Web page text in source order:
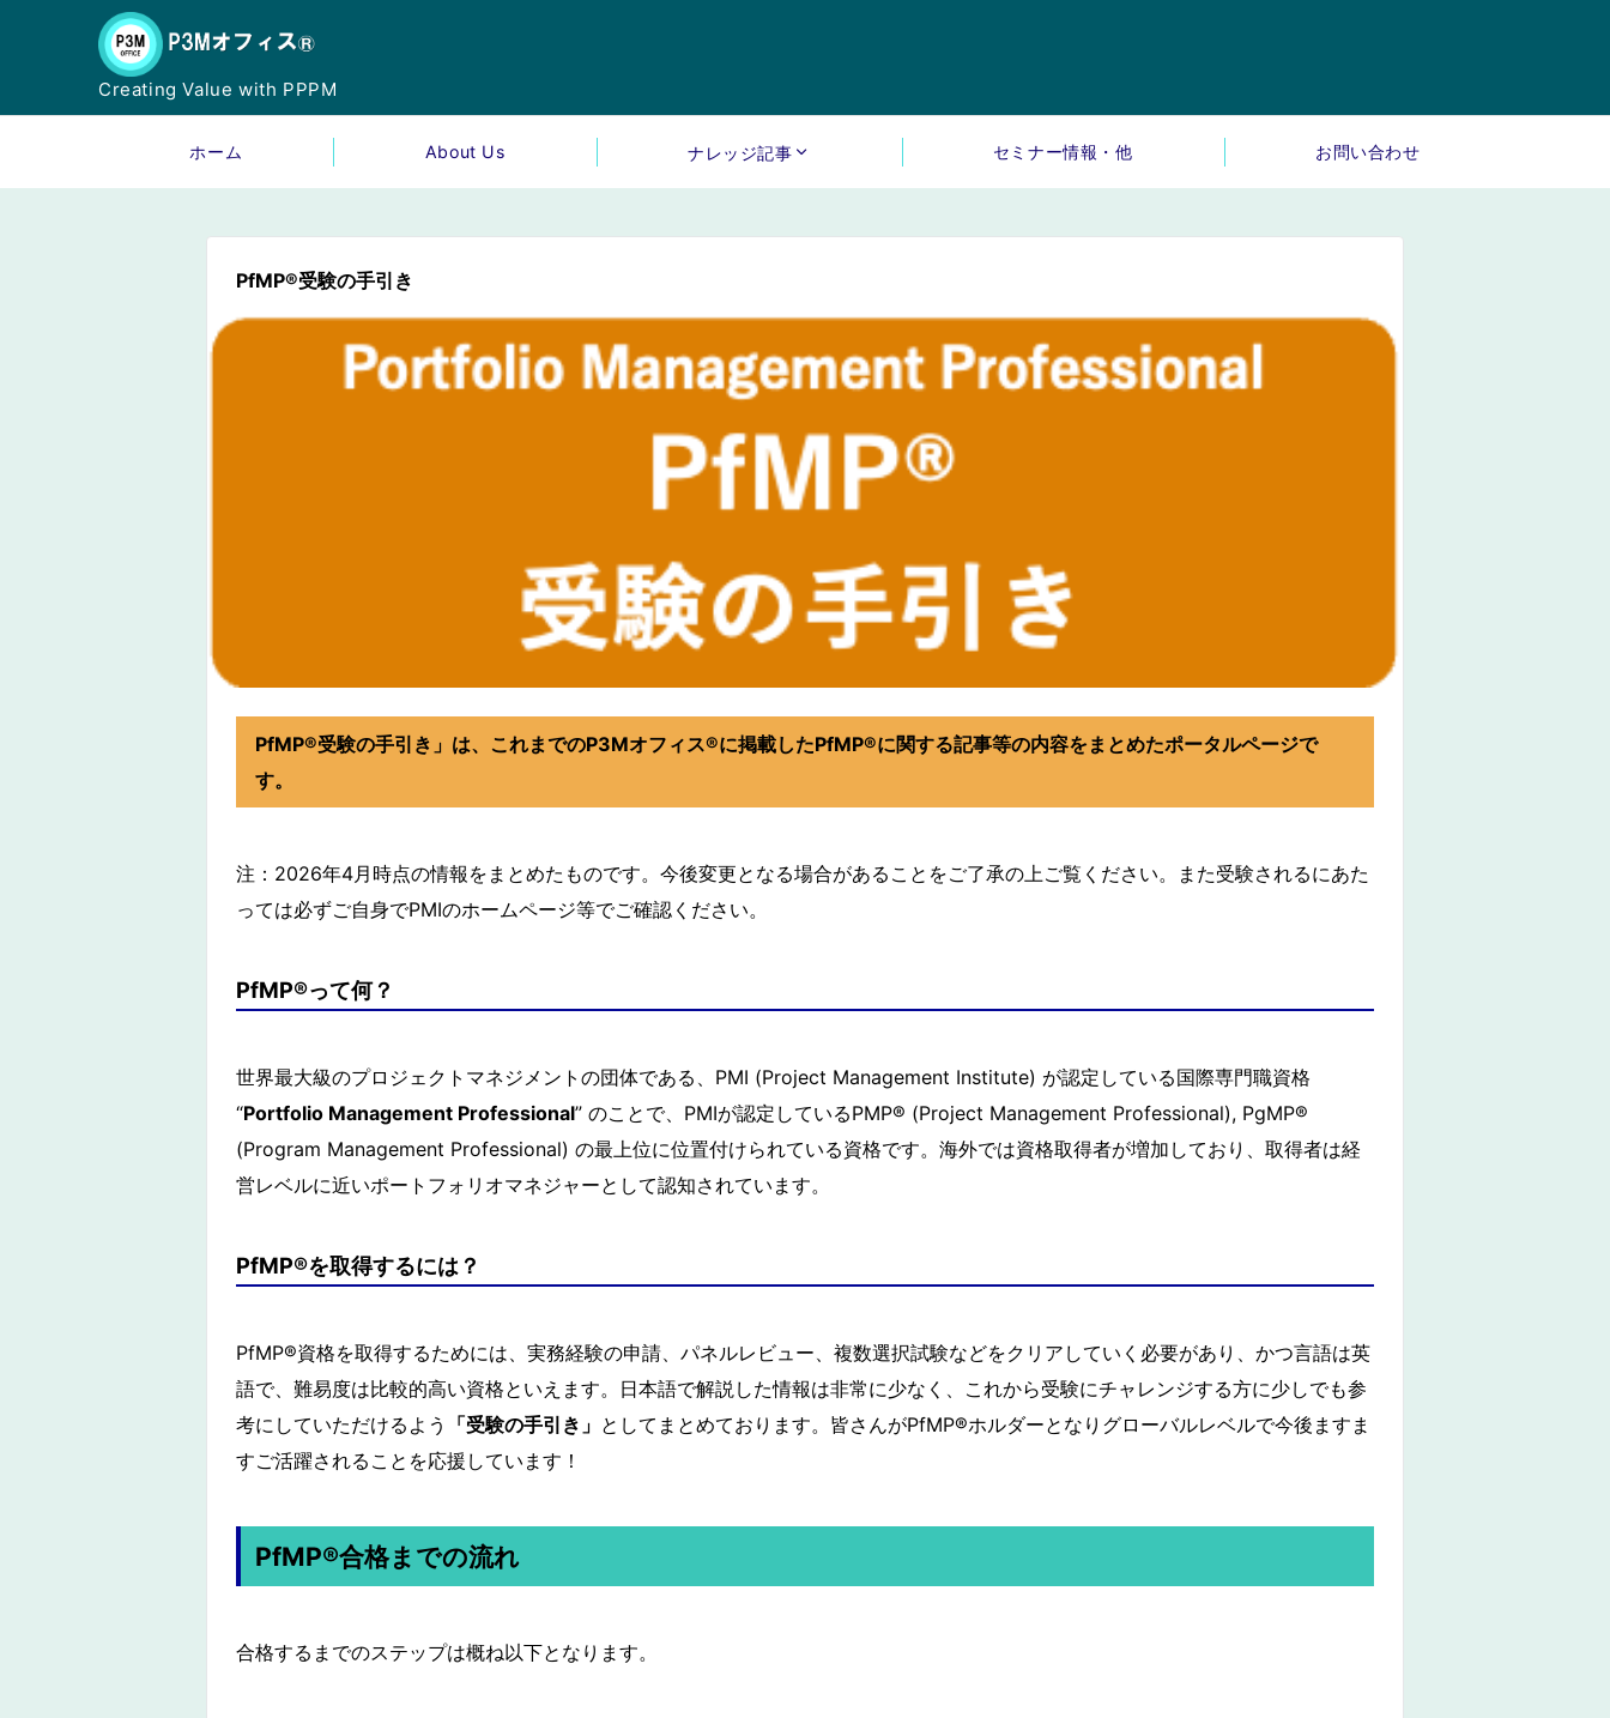
Creating Value with PPPM
ホーム About Us ナレッジ記事 セミナー情報・他 お問い合わせ
PfMP®︎受験の手引き
PfMP®︎受験の手引き」は、これまでのP3Mオフィス®︎に掲載したPfMP®︎に関する記事等の内容をまとめたポータルページで
す。
注：2026年4月時点の情報をまとめたものです。今後変更となる場合があることをご了承の上ご覧ください。また受験されるにあた
っては必ずご自身でPMIのホームページ等でご確認ください。
PfMP®︎って何？
世界最大級のプロジェクトマネジメントの団体である、PMI (Project Management Institute) が認定している国際専門職資格
“Portfolio Management Professional” のことで、PMIが認定しているPMP®︎ (Project Management Professional), PgMP®︎
(Program Management Professional) の最上位に位置付けられている資格です。海外では資格取得者が増加しており、取得者は経
営レベルに近いポートフォリオマネジャーとして認知されています。
PfMP®︎を取得するには？
PfMP®︎資格を取得するためには、実務経験の申請、パネルレビュー、複数選択試験などをクリアしていく必要があり、かつ言語は英
語で、難易度は比較的高い資格といえます。日本語で解説した情報は非常に少なく、これから受験にチャレンジする方に少しでも参
考にしていただけるよう
「受験の手引き」 としてまとめております。皆さんがPfMP®︎ホルダーとなりグローバルレベルで今後ますま
すご活躍されることを応援しています！
PfMP®︎合格までの流れ
合格するまでのステップは概ね以下となります。